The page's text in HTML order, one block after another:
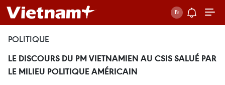
POLITIQUE
LE DISCOURS DU PM VIETNAMIEN AU CSIS SALUÉ PAR
LE MILIEU POLITIQUE AMÉRICAIN